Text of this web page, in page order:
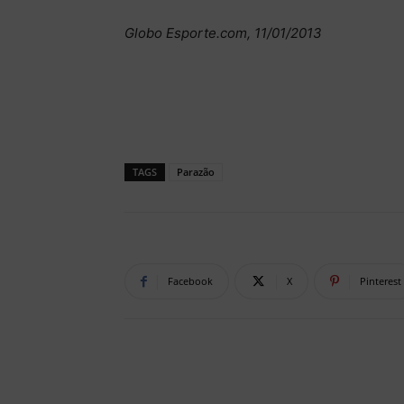
Globo Esporte.com, 11/01/2013
TAGS Parazão
Facebook X Pinterest